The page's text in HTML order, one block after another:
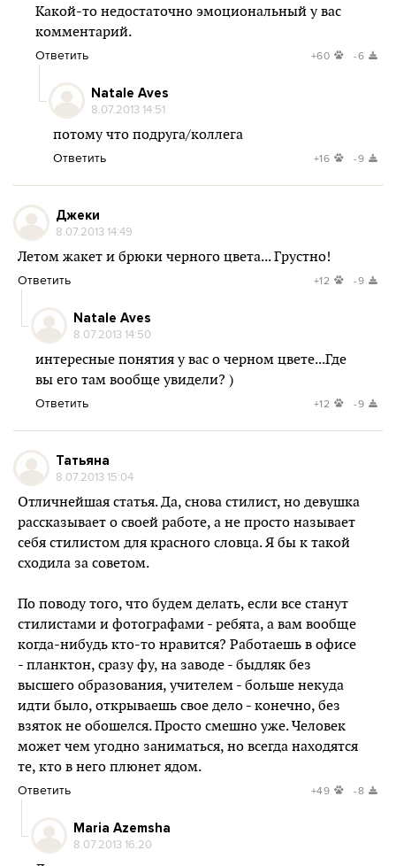
Какой-то недостаточно эмоциональный у вас
комментарий.
Ответить +60 -6
Natale Aves
8.07.2013 14:51
потому что подруга/коллега
Ответить +16 -9
Джеки
8.07.2013 14:49
Летом жакет и брюки черного цвета... Грустно!
Ответить +12 -9
Natale Aves
8.07.2013 14:50
интересные понятия у вас о черном цвете...Где
вы его там вообще увидели? )
Ответить +12 -9
Татьяна
8.07.2013 15:04
Отличнейшая статья. Да, снова стилист, но девушка
рассказывает о своей работе, а не просто называет
себя стилистом для красного словца. Я бы к такой
сходила за советом.
По поводу того, что будем делать, если все станут
стилистами и фотографами - ребята, а вам вообще
когда-нибудь кто-то нравится? Работаешь в офисе
- планктон, сразу фу, на заводе - быдляк без
высшего образования, учителем - больше некуда
идти было, открываешь свое дело - конечно, без
взяток не обошелся. Просто смешно уже. Человек
может чем угодно заниматься, но всегда находятся
те, кто в него плюнет ядом.
Ответить +49 -8
Maria Azemsha
8.07.2013 16:20